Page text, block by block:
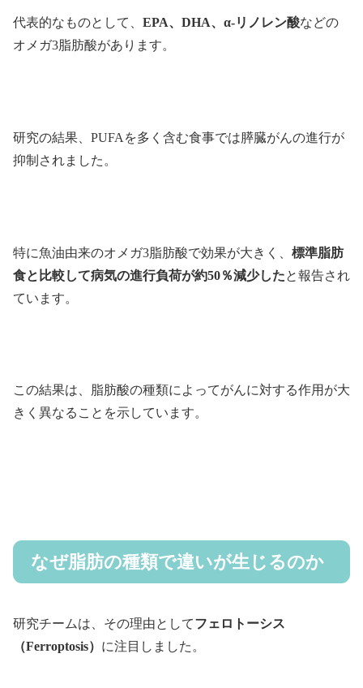
代表的なものとして、 EPA、DHA、α-リノレン酸などの
オメガ3脂肪酸があります。
研究の結果、PUFAを多く含む食事では膵臓がんの進行が
抑制されました。
特に魚油由来のオメガ3脂肪酸で効果が大きく、 標準脂肪
食と比較して病気の進行負荷が約50％減少したと報告され
ています。
この結果は、脂肪酸の種類によってがんに対する作用が大
きく異なることを示しています。
なぜ脂肪の種類で違いが生じるのか
研究チームは、その理由としてフェロトーシス
（Ferroptosis） に注目しました。